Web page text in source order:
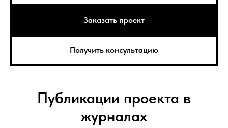
Заказать проект
Получить консультацию
Публикации проекта в
журналах